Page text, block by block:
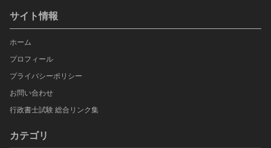
サイト情報
ホーム
プロフィール
プライバシーポリシー
お問い合わせ
行政書士試験 総合リンク集
カテゴリ